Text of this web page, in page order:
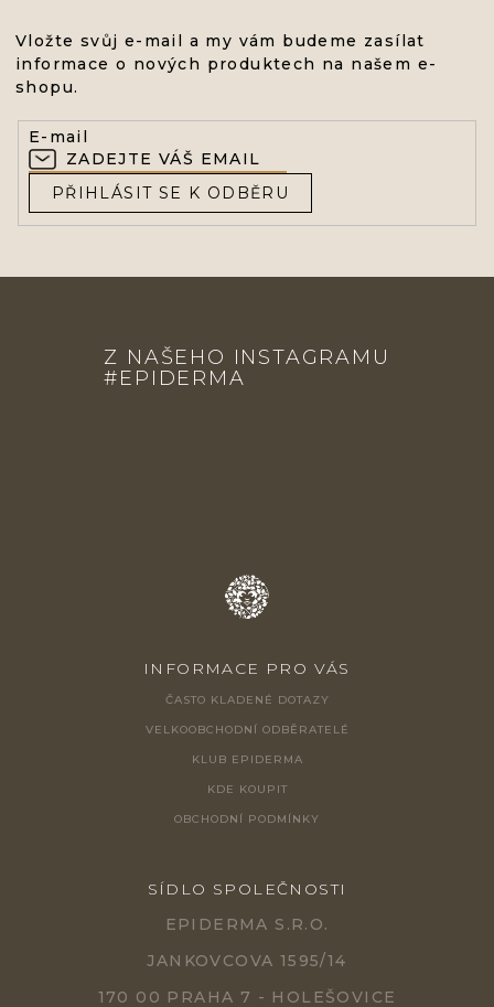
Vložte svůj e-mail a my vám budeme zasílat
informace o nových produktech na našem e-
shopu.
E-mail
PŘIHLÁSIT SE K ODBĚRU
Z NAŠEHO INSTAGRAMU
#EPIDERMA
INFORMACE PRO VÁS
ČASTO KLADENÉ DOTAZY
VELKOOBCHODNÍ ODBĚRATELÉ
KLUB EPIDERMA
KDE KOUPIT
OBCHODNÍ PODMÍNKY
SÍDLO SPOLEČNOSTI
EPIDERMA S.R.O.
JANKOVCOVA 1595/14
170 00 PRAHA 7 - HOLEŠOVICE